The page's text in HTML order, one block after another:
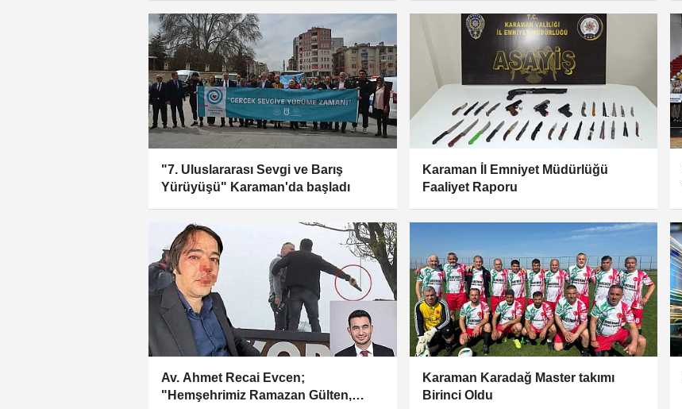
"7. Uluslararası Sevgi ve Barış
Yürüyüşü" Karaman'da başladı
Karaman İl Emniyet Müdürlüğü
Faaliyet Raporu
Av. Ahmet Recai Evcen;
"Hemşehrimiz Ramazan Gülten,
Karaman Karadağ Master takımı
Birinci Oldu